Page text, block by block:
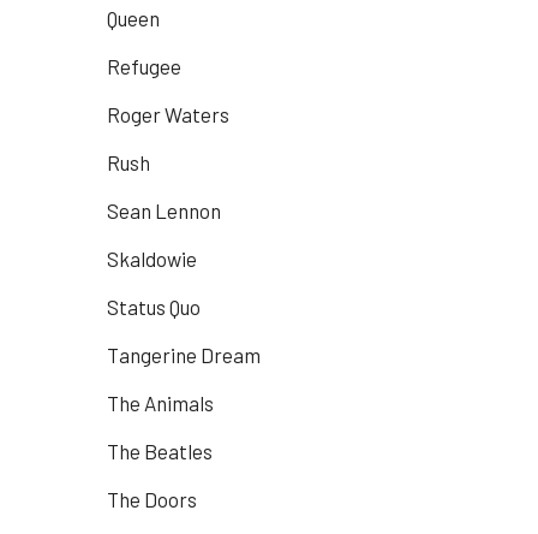
Queen
Refugee
Roger Waters
Rush
Sean Lennon
Skaldowie
Status Quo
Tangerine Dream
The Animals
The Beatles
The Doors